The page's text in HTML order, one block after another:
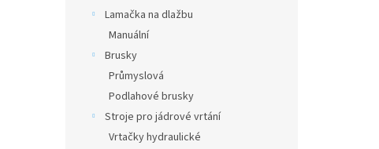
Lamačka na dlažbu
Manuální
Brusky
Průmyslová
Podlahové brusky
Stroje pro jádrové vrtání
Vrtačky hydraulické